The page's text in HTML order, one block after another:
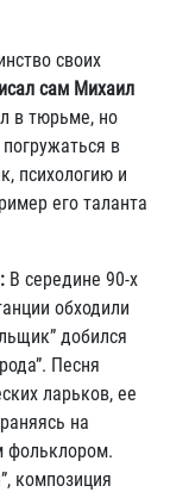
своих
сам Михаил
в тюрьме, но
в
психологию и
его таланта
В середине 90-х
обходили
добился
Песня
ларьков, ее
на
фольклором.
композиция